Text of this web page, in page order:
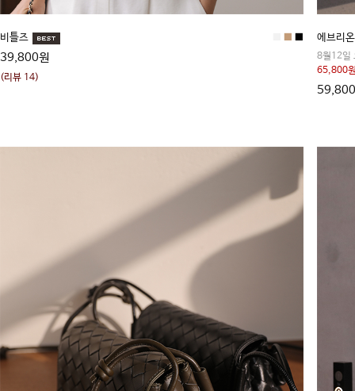
비틀즈
39,800원
(리뷰 14)
에브리
8월12일
65,800